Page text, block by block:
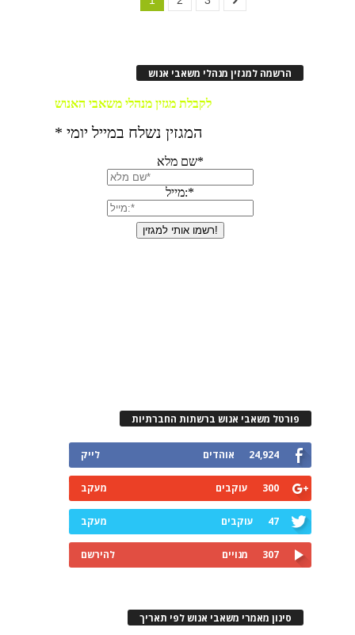
הרשמה למגזין מנהלי משאבי אנוש
פורטל משאבי אנוש ברשתות החברתיות
24,924 אוהדים לייק
300 עוקבים מעקב
47 עוקבים מעקב
307 מנויים להירשם
סינון מאמרי משאבי אנוש לפי תאריך